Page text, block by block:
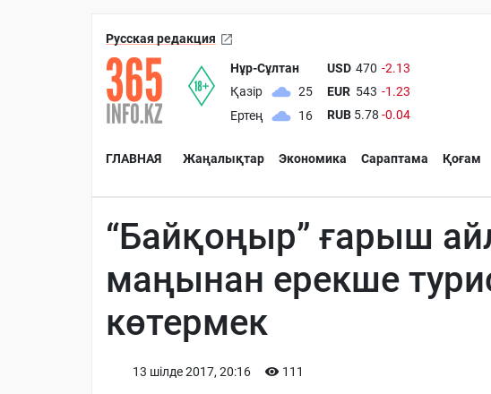
Русская редакция
Нұр-Сұлтан
Қазір
25
Ертең
16
USD 470 -2.13
EUR 543 -1.23
RUB 5.78 -0.04
ГЛАВНАЯ Жаңалықтар Экономика Сараптама Қоғам
“Байқоңыр” ғарыш
маңынан ерекше
көтермек
13 шiлде 2017, 20:16 111